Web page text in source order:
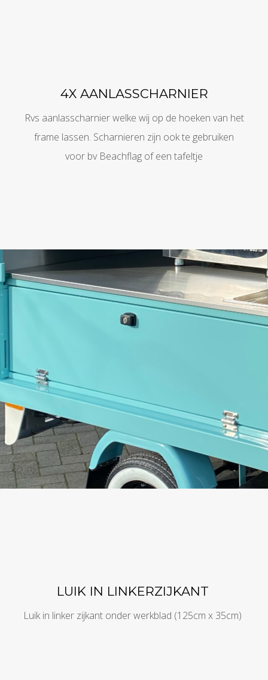
4X AANLASSCHARNIER
Rvs aanlasscharnier welke wij op de hoeken van het
frame lassen. Scharnieren zijn ook te gebruiken
voor bv Beachflag of een tafeltje
LUIK IN LINKERZIJKANT
Luik in linker zijkant onder werkblad (125cm x 35cm)